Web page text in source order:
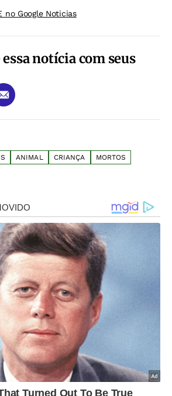
no Google Noticias
notícia com seus
ANIMAL CRIANÇA
MORTOS